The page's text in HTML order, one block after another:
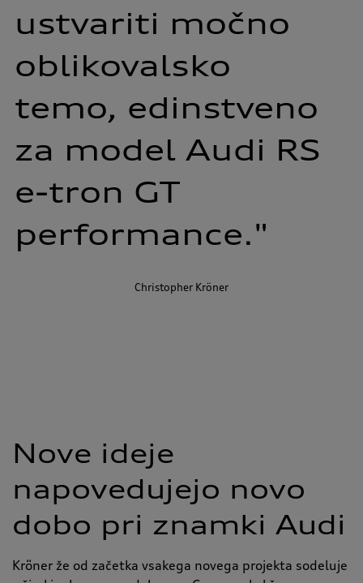
ustvariti močno
oblikovalsko
temo, edinstveno
za model Audi RS
e-tron GT
performance."
Christopher Kröner
Nove ideje
napovedujejo novo
dobo pri znamki Audi
Kröner že od začetka vsakega novega projekta sodeluje